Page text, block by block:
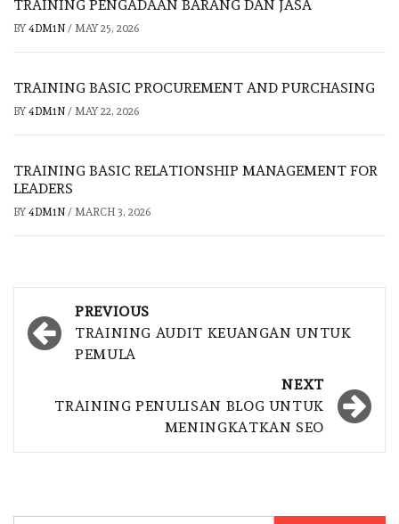
TRAINING PENGADAAN BARANG DAN JASA
BY 4DM1N / MAY 25, 2026
TRAINING BASIC PROCUREMENT AND PURCHASING
BY 4DM1N / MAY 22, 2026
TRAINING BASIC RELATIONSHIP MANAGEMENT FOR
LEADERS
BY 4DM1N / MARCH 3, 2026
Post
navigation
PREVIOUS
TRAINING AUDIT KEUANGAN UNTUK
PEMULA
NEXT
TRAINING PENULISAN BLOG UNTUK
MENINGKATKAN SEO